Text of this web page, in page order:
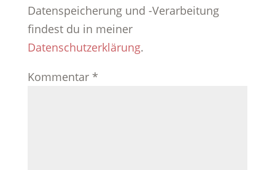
Datenspeicherung und -Verarbeitung
findest du in meiner
Datenschutzerklärung.
Kommentar *